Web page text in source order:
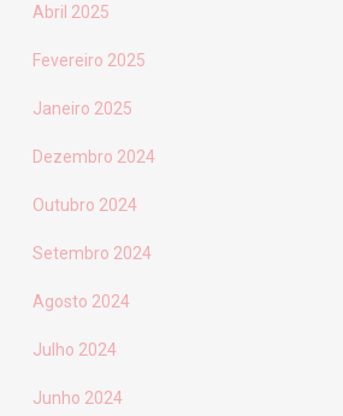
Abril 2025
Fevereiro 2025
Janeiro 2025
Dezembro 2024
Outubro 2024
Setembro 2024
Agosto 2024
Julho 2024
Junho 2024